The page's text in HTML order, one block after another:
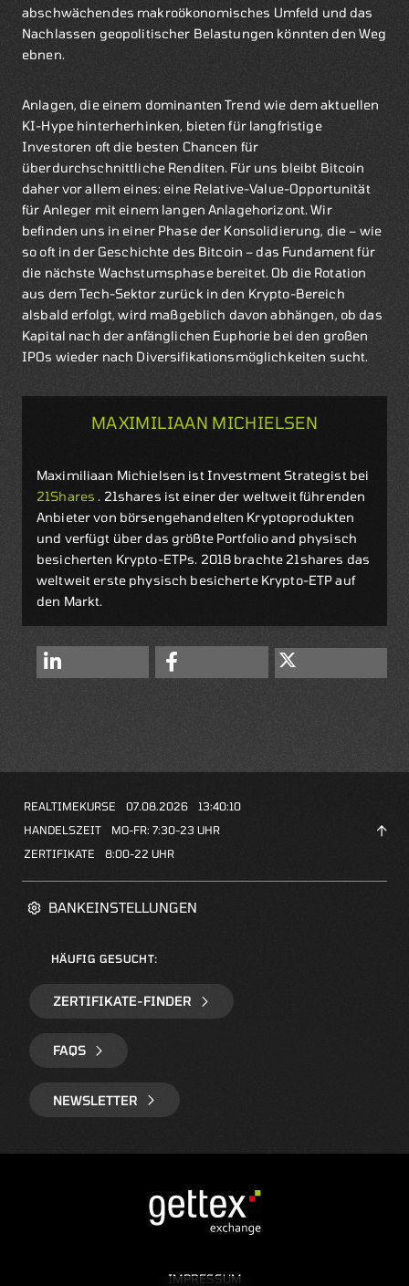
abschwächendes makroökonomisches Umfeld und das
Nachlassen geopolitischer Belastungen könnten den Weg
ebnen.
Anlagen, die einem dominanten Trend wie dem aktuellen
KI-Hype hinterherhinken, bieten für langfristige
Investoren oft die besten Chancen für
überdurchschnittliche Renditen. Für uns bleibt Bitcoin
daher vor allem eines: eine Relative-Value-Opportunität
für Anleger mit einem langen Anlagehorizont. Wir
befinden uns in einer Phase der Konsolidierung, die – wie
so oft in der Geschichte des Bitcoin – das Fundament für
die nächste Wachstumsphase bereitet. Ob die Rotation
aus dem Tech-Sektor zurück in den Krypto-Bereich
alsbald erfolgt, wird maßgeblich davon abhängen, ob das
Kapital nach der anfänglichen Euphorie bei den großen
IPOs wieder nach Diversifikationsmöglichkeiten sucht.
MAXIMILIAAN MICHIELSEN
Maximiliaan Michielsen ist Investment Strategist bei
21Shares . 21shares ist einer der weltweit führenden
Anbieter von börsengehandelten Kryptoprodukten
und verfügt über das größte Portfolio and physisch
besicherten Krypto-ETPs. 2018 brachte 21shares das
weltweit erste physisch besicherte Krypto-ETP auf
den Markt.
BANKEINSTELLUNGEN
HÄUFIG GESUCHT:
ZERTIFIKATE-FINDER
FAQS
NEWSLETTER
REALTIMEKURSE 07.08.2026
13:40:10
HANDELSZEIT
MO-FR: 7:30-23 UHR
ZERTIFIKATE
8:00-22 UHR
IMPRESSUM